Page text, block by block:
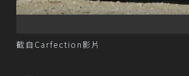
截自Carfection影片